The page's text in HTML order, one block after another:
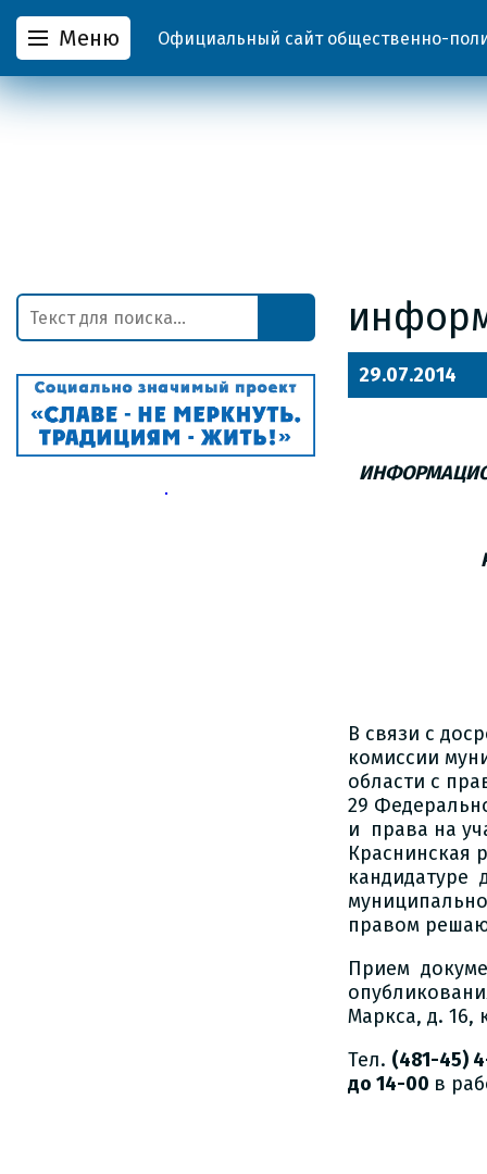
Меню Официальный сайт общественно-
29.07.2014
В связи с
комиссии
области с
29
и права на
Краснинская
кандидатуре
правом
Прием
Маркса, д. 16,
Тел. (481-45)
до 14-00 в